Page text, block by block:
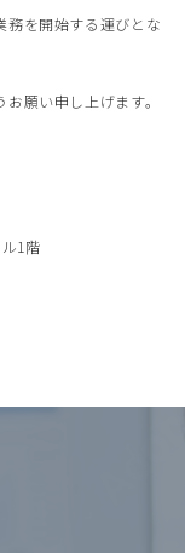
務を開始する運びとな
願い申し上げます。
1階